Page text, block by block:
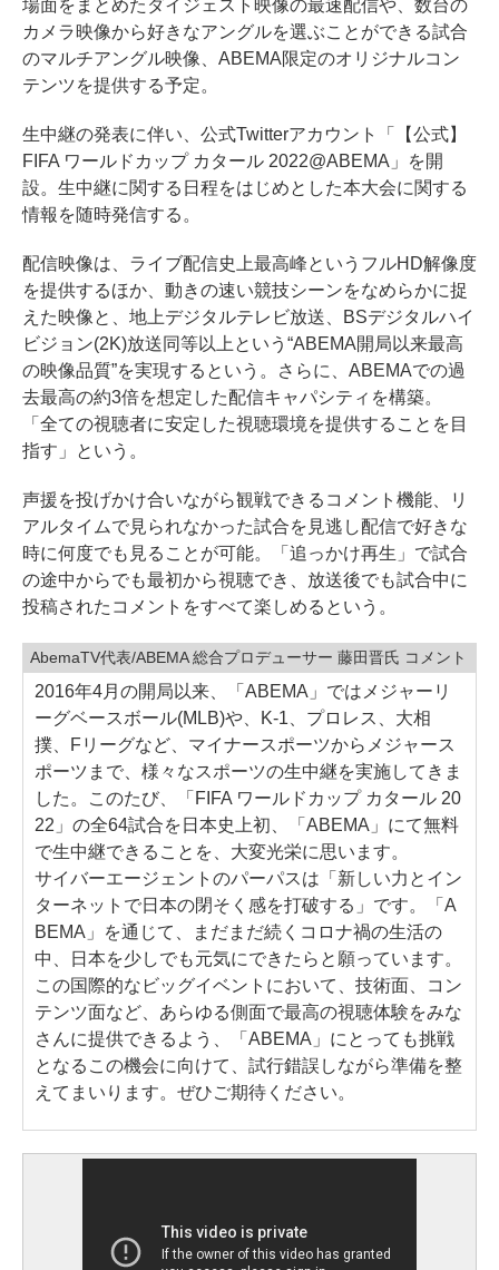
場面をまとめたダイジェスト映像の最速配信や、数台の
カメラ映像から好きなアングルを選ぶことができる試合
のマルチアングル映像、ABEMA限定のオリジナルコン
テンツを提供する予定。
生中継の発表に伴い、公式Twitterアカウント「【公式】
FIFA ワールドカップ カタール 2022@ABEMA」を開
設。生中継に関する日程をはじめとした本大会に関する
情報を随時発信する。
配信映像は、ライブ配信史上最高峰というフルHD解像度
を提供するほか、動きの速い競技シーンをなめらかに捉
えた映像と、地上デジタルテレビ放送、BSデジタルハイ
ビジョン(2K)放送同等以上という“ABEMA開局以来最高
の映像品質”を実現するという。さらに、ABEMAでの過
去最高の約3倍を想定した配信キャパシティを構築。
「全ての視聴者に安定した視聴環境を提供することを目
指す」という。
声援を投げかけ合いながら観戦できるコメント機能、リ
アルタイムで見られなかった試合を見逃し配信で好きな
時に何度でも見ることが可能。「追っかけ再生」で試合
の途中からでも最初から視聴でき、放送後でも試合中に
投稿されたコメントをすべて楽しめるという。
AbemaTV代表/ABEMA 総合プロデューサー 藤田晋氏 コメント
2016年4月の開局以来、「ABEMA」ではメジャーリ
ーグベースボール(MLB)や、K-1、プロレス、大相
撲、Fリーグなど、マイナースポーツからメジャース
ポーツまで、様々なスポーツの生中継を実施してきま
した。このたび、「FIFA ワールドカップ カタール 20
22」の全64試合を日本史上初、「ABEMA」にて無料
で生中継できることを、大変光栄に思います。
サイバーエージェントのパーパスは「新しい力とイン
ターネットで日本の閉そく感を打破する」です。「A
BEMA」を通じて、まだまだ続くコロナ禍の生活の
中、日本を少しでも元気にできたらと願っています。
この国際的なビッグイベントにおいて、技術面、コン
テンツ面など、あらゆる側面で最高の視聴体験をみな
さんに提供できるよう、「ABEMA」にとっても挑戦
となるこの機会に向けて、試行錯誤しながら準備を整
えてまいります。ぜひご期待ください。